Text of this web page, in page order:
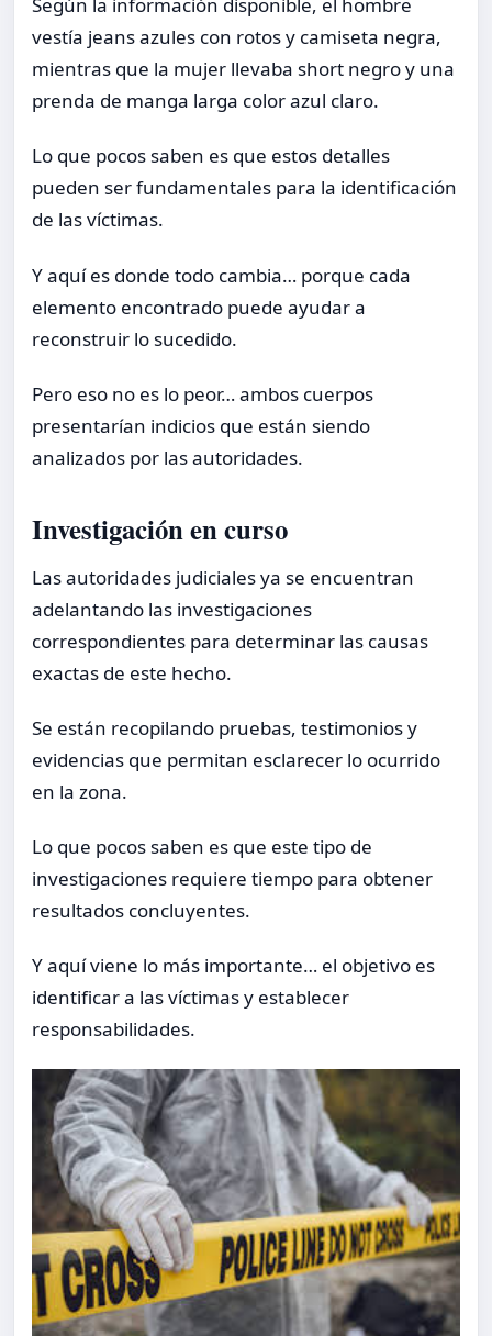
Según la información disponible, el hombre
vestía jeans azules con rotos y camiseta negra,
mientras que la mujer llevaba short negro y una
prenda de manga larga color azul claro.
Lo que pocos saben es que estos detalles
pueden ser fundamentales para la identificación
de las víctimas.
Y aquí es donde todo cambia… porque cada
elemento encontrado puede ayudar a
reconstruir lo sucedido.
Pero eso no es lo peor… ambos cuerpos
presentarían indicios que están siendo
analizados por las autoridades.
Investigación en curso
Las autoridades judiciales ya se encuentran
adelantando las investigaciones
correspondientes para determinar las causas
exactas de este hecho.
Se están recopilando pruebas, testimonios y
evidencias que permitan esclarecer lo ocurrido
en la zona.
Lo que pocos saben es que este tipo de
investigaciones requiere tiempo para obtener
resultados concluyentes.
Y aquí viene lo más importante… el objetivo es
identificar a las víctimas y establecer
responsabilidades.